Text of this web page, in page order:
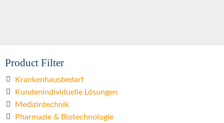
Product Filter
Krankenhausbedarf
Kundenindividuelle Lösungen
Medizintechnik
Pharmazie & Biotechnologie